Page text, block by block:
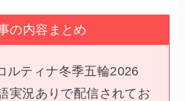
の内容まとめ
ルティナ冬季五輪2026
実況ありで配信されてお